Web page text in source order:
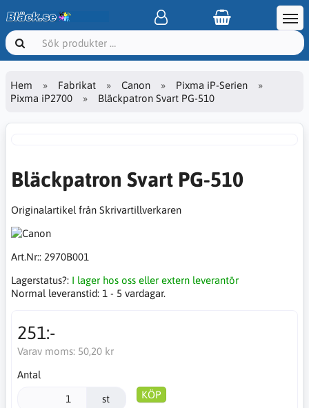
Hem Fabrikat Canon
Pixma iP-Serien
Pixma iP2700
Bläckpatron Svart PG-510
Bläckpatron Svart PG-510
Originalartikel från Skrivartillverkaren
Art.Nr:: 2970B001
Lagerstatus?: I lager hos oss eller extern leverantör
Normal leveranstid: 1 - 5 vardagar.
251:-
Varav moms: 50,20 kr
Antal
st KÖP